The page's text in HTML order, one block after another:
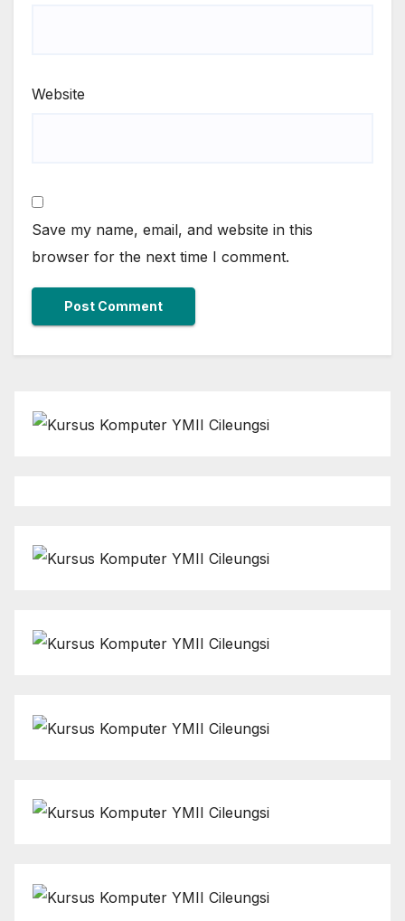
Website
Save my name, email, and website in this
browser for the next time I comment.